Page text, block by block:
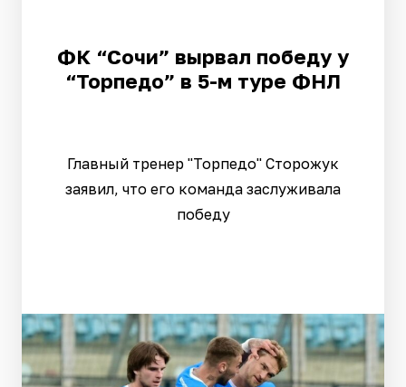
ФК “Сочи” вырвал победу у
“Торпедо” в 5-м туре ФНЛ
Главный тренер "Торпедо" Сторожук
заявил, что его команда заслуживала
победу